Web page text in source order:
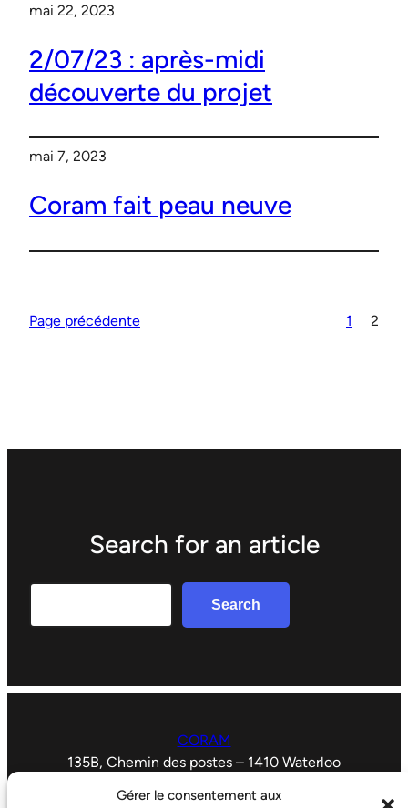
Gérer le consentement aux
mai 22, 2023
2/07/23 : après-midi
découverte du projet
mai 7, 2023
Coram fait peau neuve
Page précédente 1 2
Search for an article
Search
Search
CORAM
135B, Chemin des postes – 1410 Waterloo